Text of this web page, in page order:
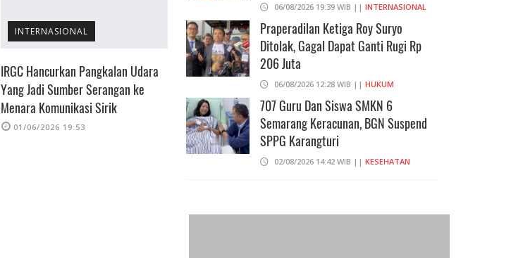
INTERNASIONAL
IRGC Hancurkan Pangkalan Udara
Yang Jadi Sumber Serangan ke
Menara Komunikasi Sirik
01/06/2026 19:53
INTERNASIONAL
IRGC Tembak Jatuh Drone MQ-1
31/05/2026 14:54
DKI JAKARTA
Kuwait, Balasan Atas
Bandar Abbas
28/05/2026 17:51
06/08/2026 19:39 WIB || INTERNASIONAL
Praperadilan Ketiga Roy Suryo
Ditolak, Gagal Dapat Ganti Rugi Rp
206 Juta
06/08/2026 12:28 WIB || HUKUM
707 Guru Dan Siswa SMKN 6
Semarang Keracunan, BGN Suspend
SPPG Karangturi
02/08/2026 14:42 WIB || KESEHATAN
Maklumat Merdeka Barat